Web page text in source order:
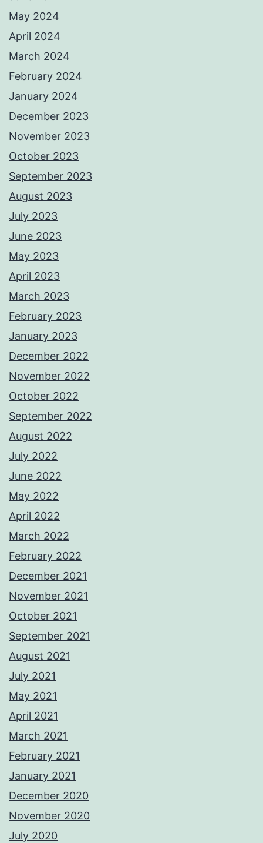
May 2024
April 2024
March 2024
February 2024
January 2024
December 2023
November 2023
October 2023
September 2023
August 2023
July 2023
June 2023
May 2023
April 2023
March 2023
February 2023
January 2023
December 2022
November 2022
October 2022
September 2022
August 2022
July 2022
June 2022
May 2022
April 2022
March 2022
February 2022
December 2021
November 2021
October 2021
September 2021
August 2021
July 2021
May 2021
April 2021
March 2021
February 2021
January 2021
December 2020
November 2020
July 2020